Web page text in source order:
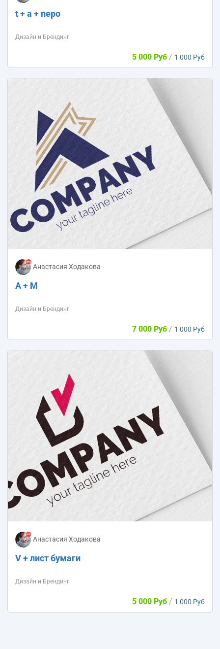
t + a + перо
Дизайн и Брендинг
5 000 Руб / 1 000 Руб
Анастасия Ходакова
A + M
Дизайн и Брендинг
7 000 Руб / 1 000 Руб
Анастасия Ходакова
V + лист бумаги
Дизайн и Брендинг
5 000 Руб / 1 000 Руб